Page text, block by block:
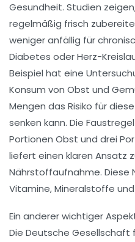
Gesundheit. Studien
regelmäßig frisch
weniger anfällig für
Diabetes oderHerz-
Beispiel hat eine
Konsum von Obst und
Mengen das Risiko für
senken kann. Die
Portionen Obst und drei
liefert einen klaren Ansatz
Nährstoffaufnahme. Diese
Vitamine,Mineralstoffe und
Ein anderer wichtiger
Die Deutsche Gesellschaft